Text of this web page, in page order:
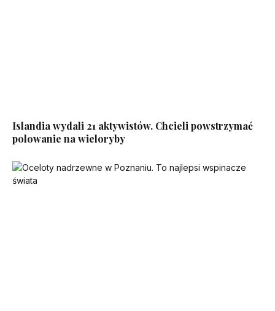
Islandia wydali 21 aktywistów. Chcieli powstrzymać
polowanie na wieloryby